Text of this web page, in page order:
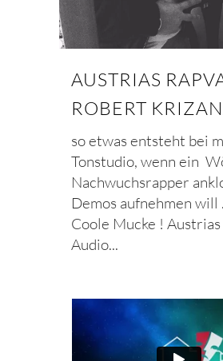
AUSTRIAS
ROBERT
so etwas entsteht bei
Tonstudio, wenn ein
Nachwuchsrapper
Demos aufnehmen
Coole Mucke !
Audio...